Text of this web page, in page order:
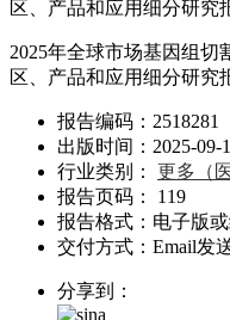
2025年全球市场基因组
区、产品和应用细分研究
报告编码：2518281
出版时间：2025-09-
行业类别： 更多（
报告页码： 119
报告格式：电子版
交付方式：Email发
分享到：